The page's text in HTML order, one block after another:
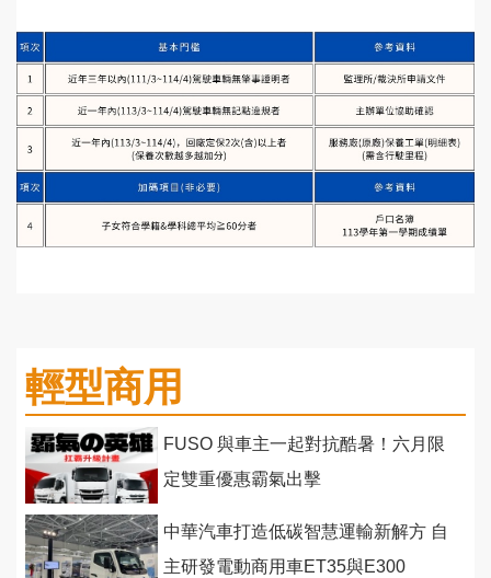
輕型商用
FUSO 與車主一起對抗酷暑！六月限
定雙重優惠霸氣出擊
中華汽車打造低碳智慧運輸新解方 自
主研發電動商用車ET35與E300